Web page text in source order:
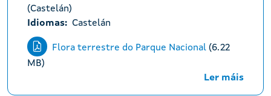
(Castelán)
Idiomas
Castelán
Flora terrestre do Parque Nacional (6.22
MB)
Ler máis